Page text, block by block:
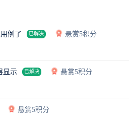
例了 已解决
悬赏5积分
显示 已解决
悬赏5积分
悬赏5积分